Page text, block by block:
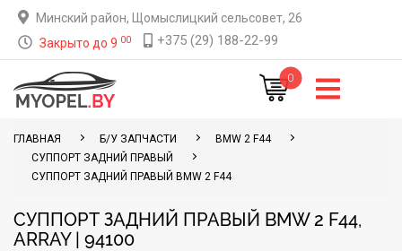
Минский район, Щомыслицкий сельсовет, 26
Закрыто до 9 00 +375 (29) 188-22-99
0
ГЛАВНАЯ Б/У ЗАПЧАСТИ
BMW 2 F44
СУППОРТ ЗАДНИЙ ПРАВЫЙ
СУППОРТ ЗАДНИЙ ПРАВЫЙ BMW 2 F44
СУППОРТ ЗАДНИЙ ПРАВЫЙ BMW 2 F44,
ARRAY | 94100